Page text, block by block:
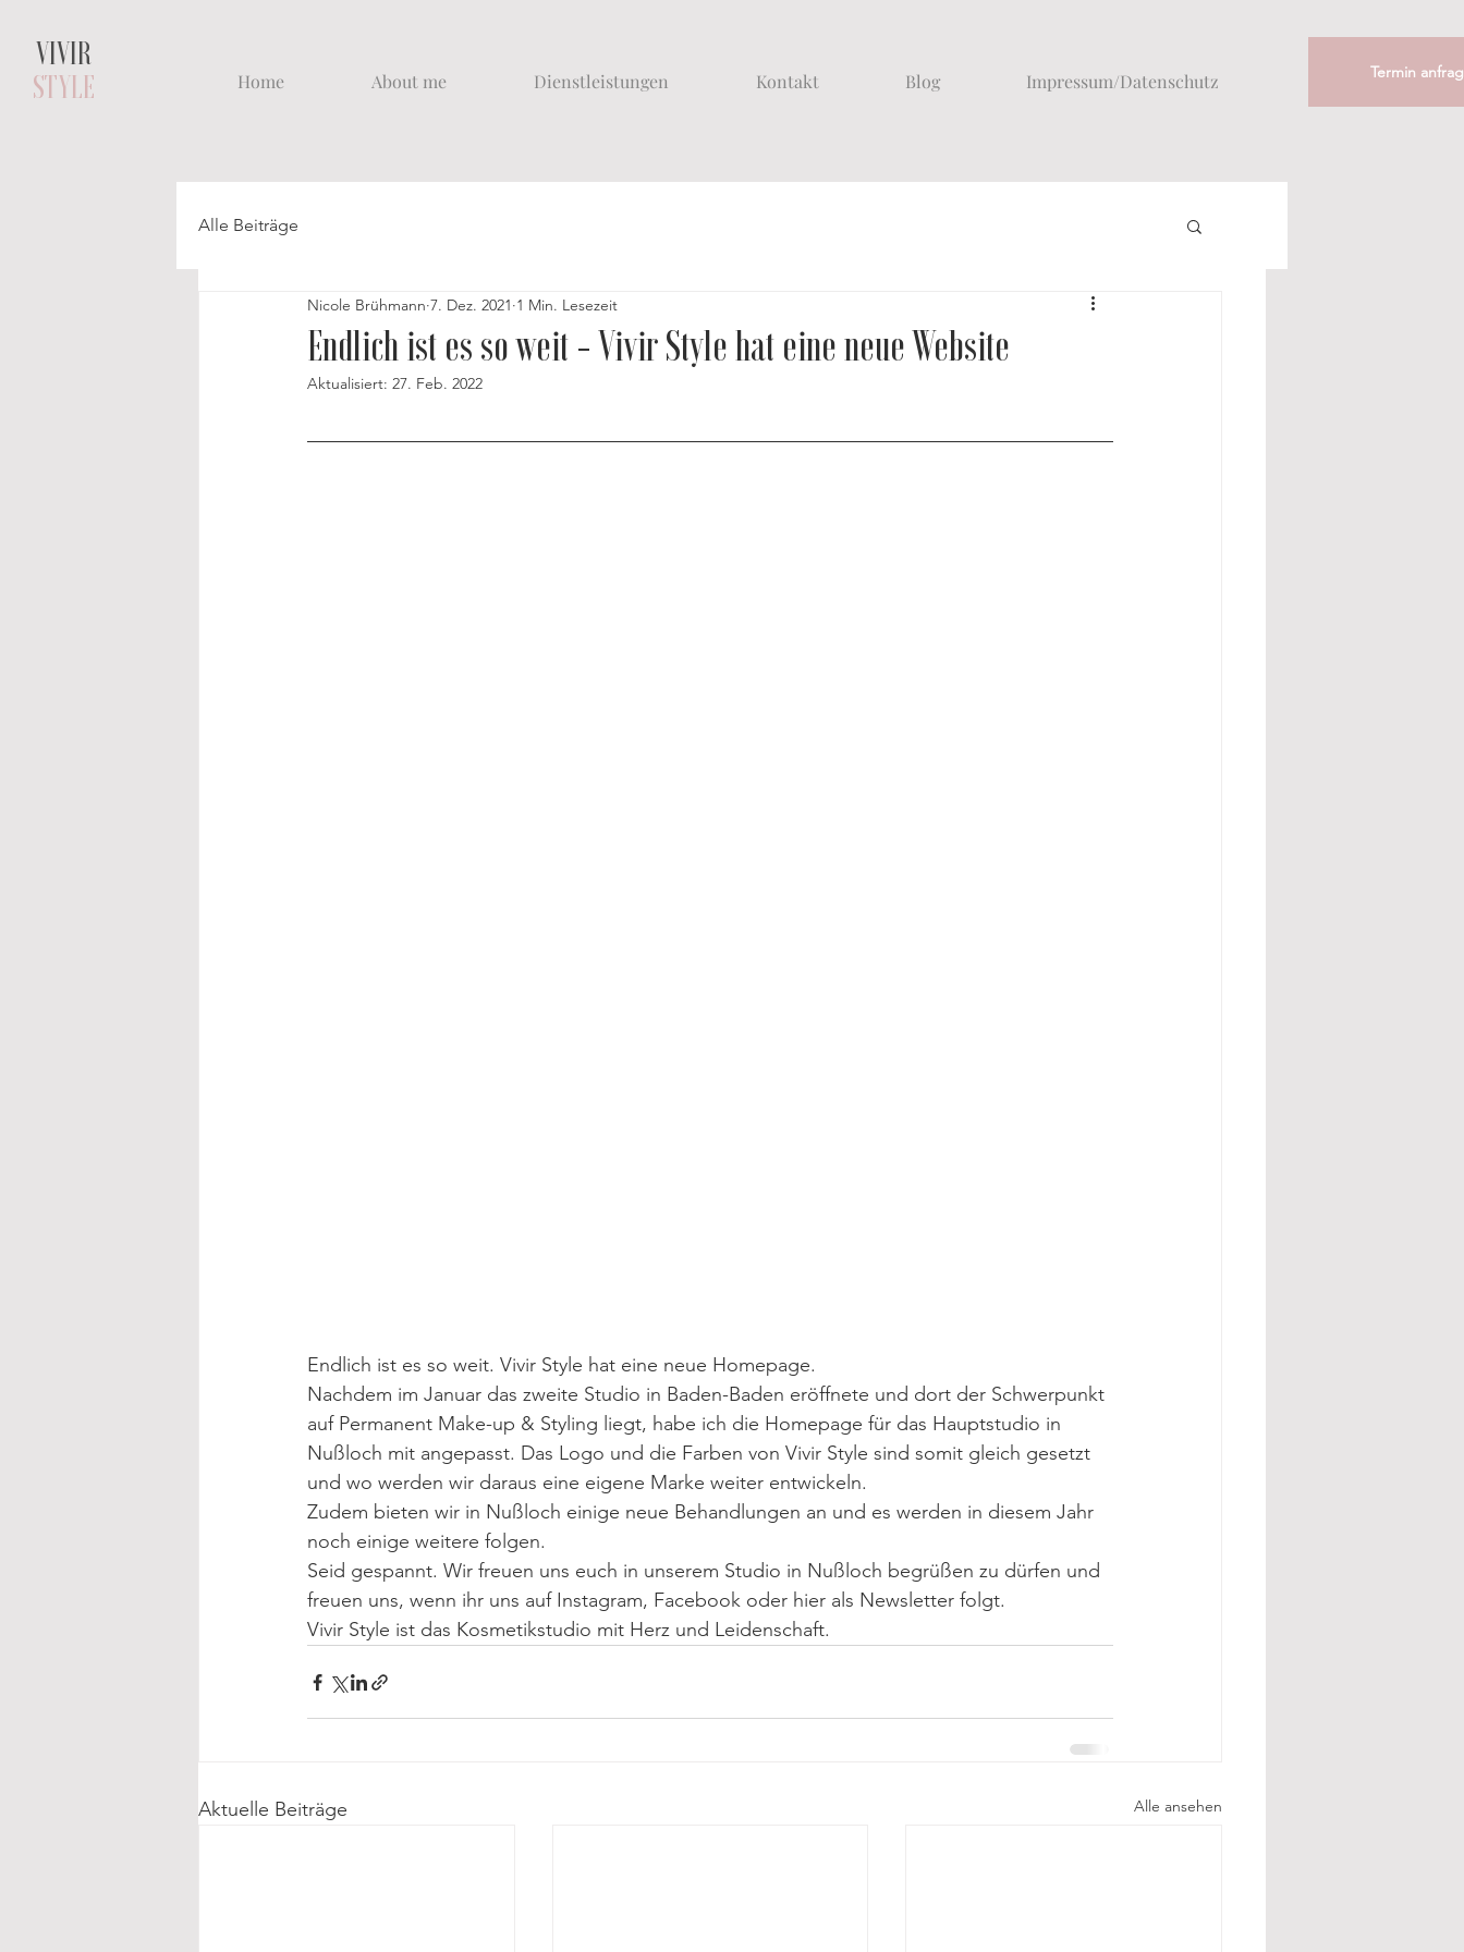
VIVIR
STYLE
Home About me Dienstleistungen Kontakt Blog Impressum/Datenschutz Termin
Alle Beiträge
Endlich ist es so weit - Vivir Style hat eine neue Website
Nicole Brühmann 7. Dez. 2021 1 Min. Lesezeit
Aktualisiert: 27. Feb. 2022
Endlich ist es so weit. Vivir Style hat eine neue Homepage.
Nachdem im Januar das zweite Studio in Baden-Baden eröffnete und dort der Schwerpunkt
auf Permanent Make-up & Styling liegt, habe ich die Homepage für das Hauptstudio in
Nußloch mit angepasst. Das Logo und die Farben von Vivir Style sind somit gleich gesetzt
und wo werden wir daraus eine eigene Marke weiter entwickeln.
Zudem bieten wir in Nußloch einige neue Behandlungen an und es werden in diesem Jahr
noch einige weitere folgen.
Seid gespannt. Wir freuen uns euch in unserem Studio in Nußloch begrüßen zu dürfen und
freuen uns, wenn ihr uns auf Instagram, Facebook oder hier als Newsletter folgt.
Vivir Style ist das Kosmetikstudio mit Herz und Leidenschaft.
Aktuelle Beiträge Alle ansehen